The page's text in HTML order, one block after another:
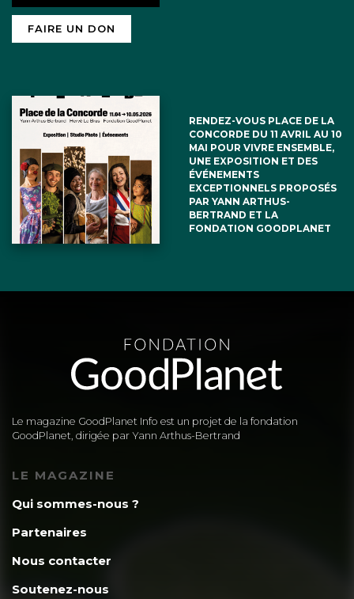
FAIRE UN DON
RENDEZ-VOUS PLACE DE LA
CONCORDE DU 11 AVRIL AU 10
MAI POUR VIVRE ENSEMBLE,
UNE EXPOSITION ET DES
ÉVÉNEMENTS
EXCEPTIONNELS PROPOSÉS
PAR YANN ARTHUS-
BERTRAND ET LA
FONDATION GOODPLANET
Le magazine GoodPlanet Info est un projet de la fondation
GoodPlanet, dirigée par Yann Arthus-Bertrand
LE MAGAZINE
Qui sommes-nous ?
Partenaires
Nous contacter
Soutenez-nous